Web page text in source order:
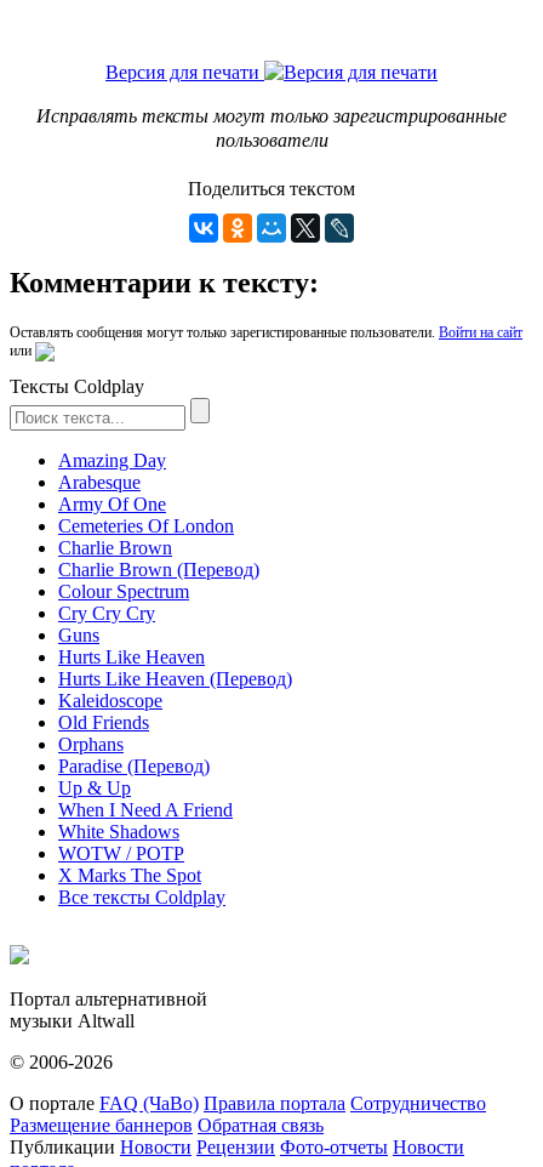
Версия для печати
Исправлять тексты могут только зарегистрированные
пользователи
Поделиться текстом
Комментарии к тексту:
Оставлять сообщения могут только зарегистированные пользователи. Войти на сайт
или
Тексты Coldplay
Amazing Day
Arabesque
Army Of One
Cemeteries Of London
Charlie Brown
Charlie Brown (Перевод)
Colour Spectrum
Cry Cry Cry
Guns
Hurts Like Heaven
Hurts Like Heaven (Перевод)
Kaleidoscope
Old Friends
Orphans
Paradise (Перевод)
Up & Up
When I Need A Friend
White Shadows
WOTW / POTP
X Marks The Spot
Все тексты Coldplay
Портал альтернативной
музыки Altwall
© 2006-2026
О портале FAQ (ЧаВо) Правила портала Сотрудничество
Размещение баннеров Обратная связь
Публикации Новости Рецензии Фото-отчеты Новости